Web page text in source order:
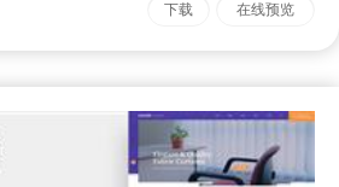
下载 在线预览